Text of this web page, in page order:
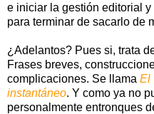
e iniciar la gestión editorial
para terminar de sacarlo de
¿Adelantos? Pues si, trata
Frases breves,
complicaciones. Se llama El
instantáneo. Y como ya no
personalmente entronques